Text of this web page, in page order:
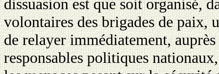
dissuasion est que soit organisé,
volontaires des brigades de paix,
de relayer immédiatement, auprès
responsables politiques